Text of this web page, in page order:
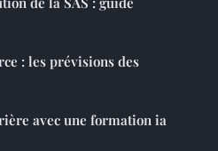
: les prévisions des
avec une formation ia